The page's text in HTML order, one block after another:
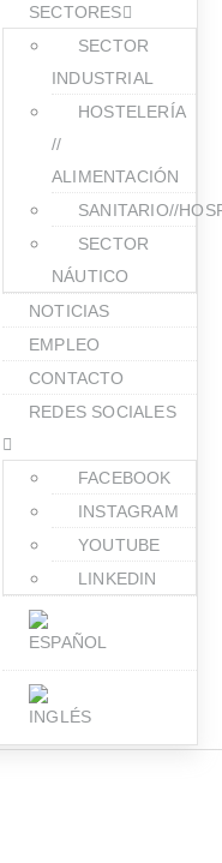
SECTORES
SECTOR
INDUSTRIAL
HOSTELERÍA
//
ALIMENTACIÓN
SANITARIO//
SECTOR
NÁUTICO
NOTICIAS
EMPLEO
CONTACTO
REDES SOCIALES
FACEBOOK
INSTAGRAM
YOUTUBE
LINKEDIN